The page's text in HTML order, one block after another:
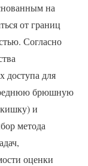
на
от границ
Согласно
доступа для
брюшную
и
метода
оценки